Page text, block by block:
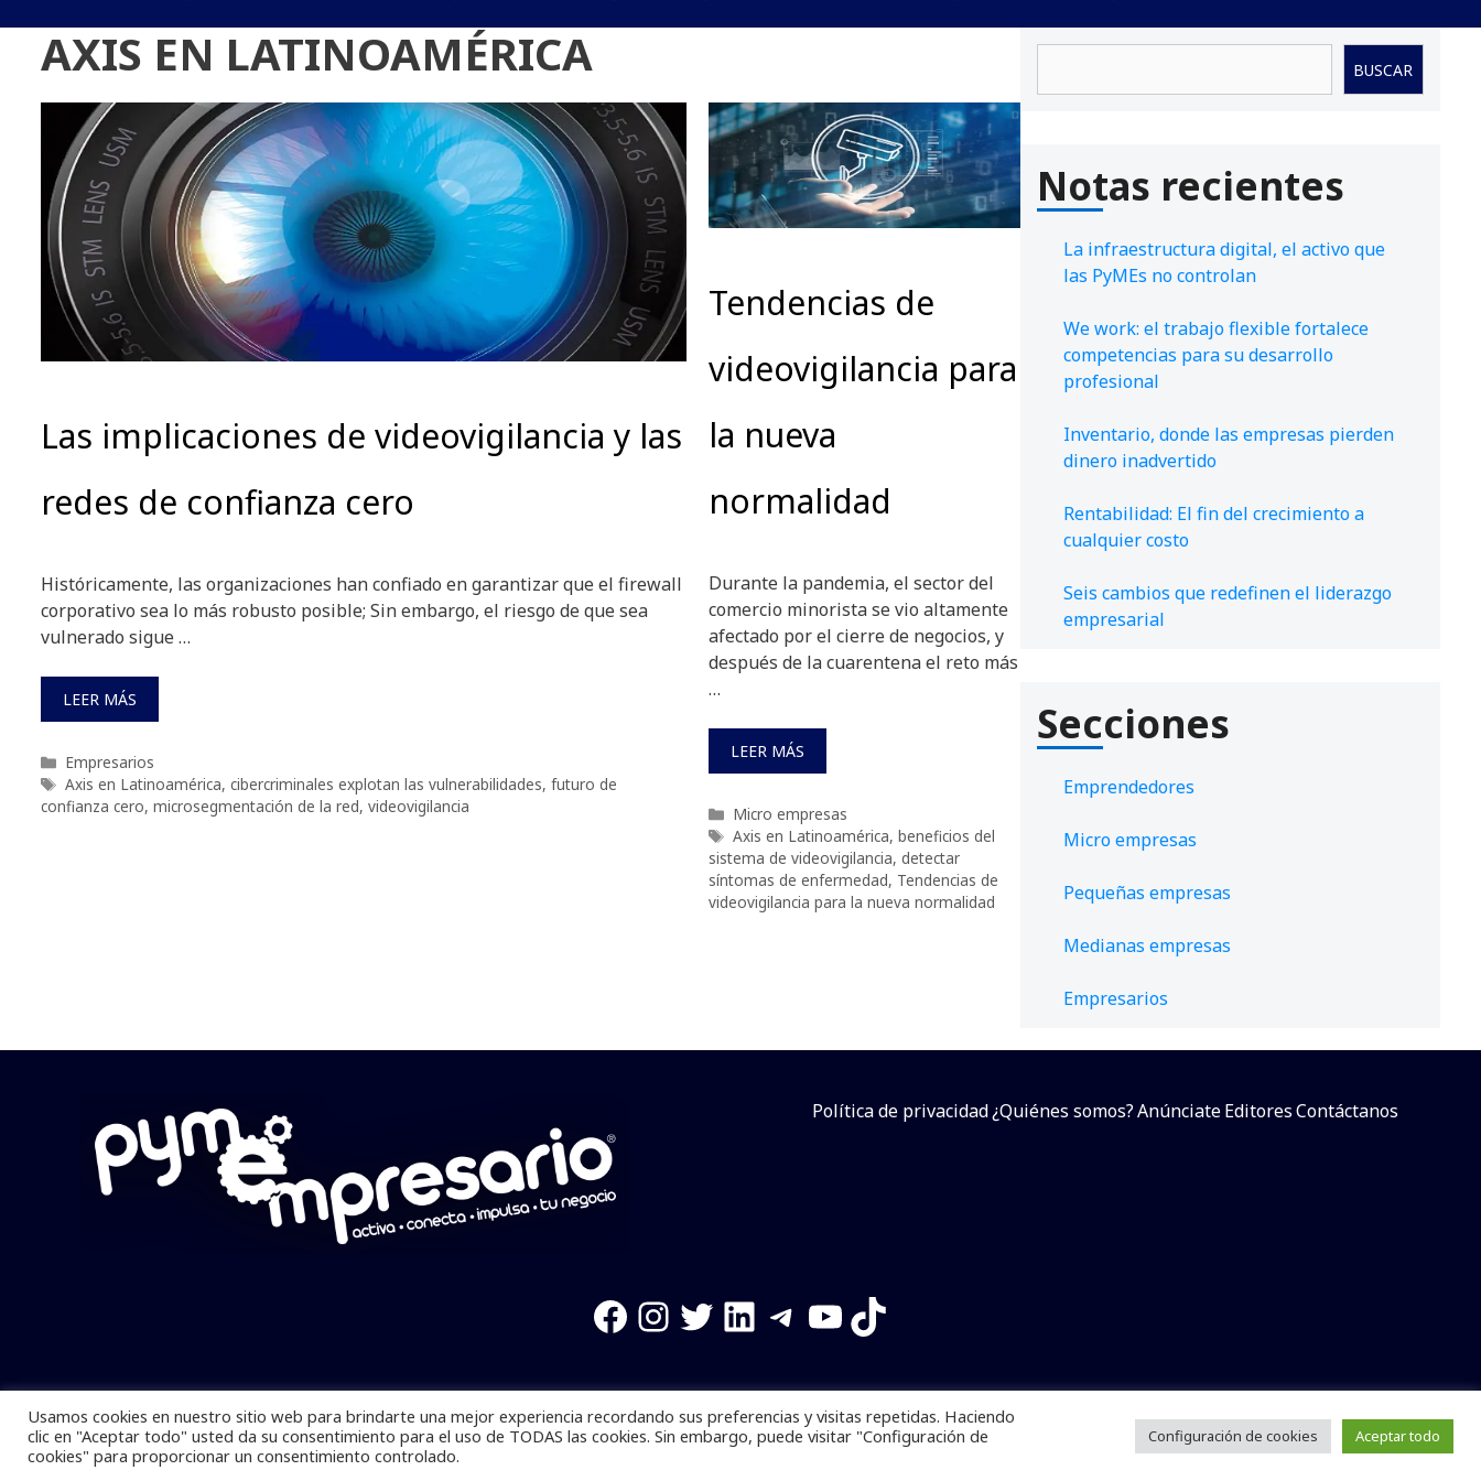
AXIS EN LATINOAMÉRICA
Las implicaciones de videovigilancia y las
redes de confianza cero
Históricamente, las organizaciones han confiado en garantizar que el firewall
corporativo sea lo más robusto posible; Sin embargo, el riesgo de que sea
vulnerado sigue …
LEER MÁS
Categorías
Empresarios
Etiquetas
Axis en Latinoamérica, cibercriminales explotan las vulnerabilidades, futuro de
confianza cero, microsegmentación de la red, videovigilancia
Tendencias de
videovigilancia para
la nueva
normalidad
Durante la pandemia, el sector del
comercio minorista se vio altamente
afectado por el cierre de negocios, y
después de la cuarentena el reto más
…
LEER MÁS
Categorías
Micro empresas
Etiquetas
Axis en Latinoamérica, beneficios del
sistema de videovigilancia, detectar
síntomas de enfermedad, Tendencias de
videovigilancia para la nueva normalidad
BUSCAR
Notas recientes
La infraestructura digital, el activo que
las PyMEs no controlan
We work: el trabajo flexible fortalece
competencias para su desarrollo
profesional
Inventario, donde las empresas pierden
dinero inadvertido
Rentabilidad: El fin del crecimiento a
cualquier costo
Seis cambios que redefinen el liderazgo
empresarial
Secciones
Emprendedores
Micro empresas
Pequeñas empresas
Medianas empresas
Empresarios
Política de privacidad¿Quiénes somos?AnúnciateEditoresContáctanos
Facebook
Instagram
Twitter
LinkedIn
Telegram
YouTube
TikTok
Pymempresario © 2025 Todos los derechos reservados. Se prohibe el uso de la información total o parcial sin dar referencia a la fuente.
Desarrollado poryalla ya!
Usamos cookies en nuestro sitio web para brindarte una mejor experiencia recordando sus preferencias y visitas repetidas. Haciendo
clic en "Aceptar todo" usted da su consentimiento para el uso de TODAS las cookies. Sin embargo, puede visitar "Configuración de
cookies" para proporcionar un consentimiento controlado.
Configuración de cookies Aceptar todo